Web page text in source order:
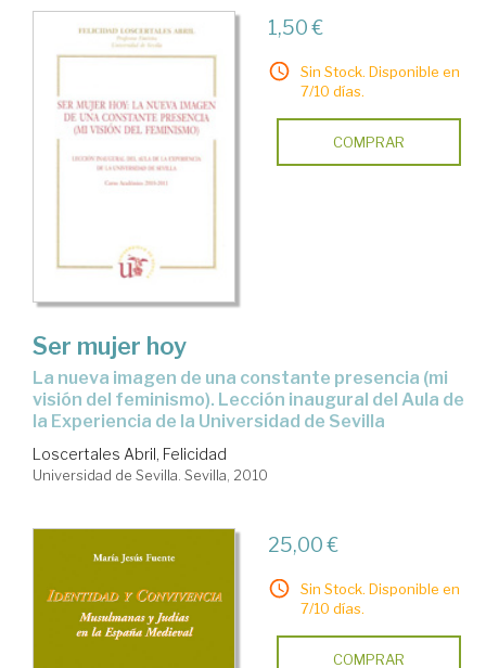
1,50 €
Sin Stock. Disponible en
7/10 días.
COMPRAR
Ser mujer hoy
la nueva imagen de una constante presencia (mi
visión del feminismo). Lección inaugural del Aula de
la Experiencia de la Universidad de Sevilla
Loscertales Abril, Felicidad
Universidad de Sevilla. Sevilla, 2010
25,00 €
Sin Stock. Disponible en
7/10 días.
COMPRAR